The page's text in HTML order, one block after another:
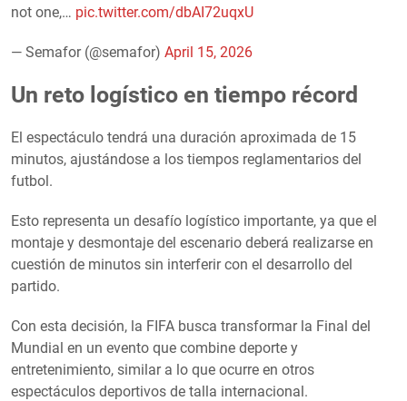
not one,… pic.twitter.com/dbAI72uqxU
— Semafor (@semafor) April 15, 2026
Un reto logístico en tiempo récord
El espectáculo tendrá una duración aproximada de 15
minutos, ajustándose a los tiempos reglamentarios del
futbol.
Esto representa un desafío logístico importante, ya que el
montaje y desmontaje del escenario deberá realizarse en
cuestión de minutos sin interferir con el desarrollo del
partido.
Con esta decisión, la FIFA busca transformar la Final del
Mundial en un evento que combine deporte y
entretenimiento, similar a lo que ocurre en otros
espectáculos deportivos de talla internacional.